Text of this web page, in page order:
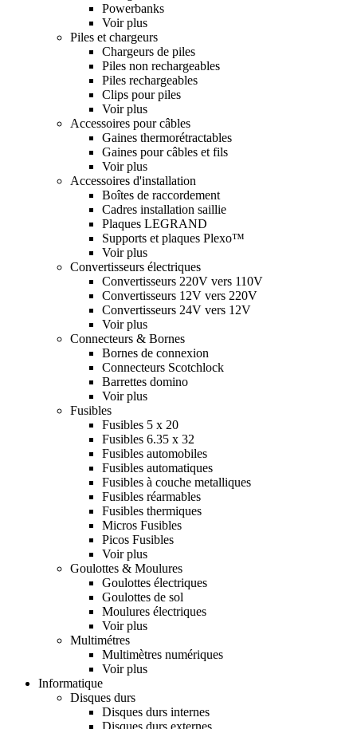
Powerbanks
Voir plus
Piles et chargeurs
Chargeurs de piles
Piles non rechargeables
Piles rechargeables
Clips pour piles
Voir plus
Accessoires pour câbles
Gaines thermorétractables
Gaines pour câbles et fils
Voir plus
Accessoires d'installation
Boîtes de raccordement
Cadres installation saillie
Plaques LEGRAND
Supports et plaques Plexo™
Voir plus
Convertisseurs électriques
Convertisseurs 220V vers 110V
Convertisseurs 12V vers 220V
Convertisseurs 24V vers 12V
Voir plus
Connecteurs & Bornes
Bornes de connexion
Connecteurs Scotchlock
Barrettes domino
Voir plus
Fusibles
Fusibles 5 x 20
Fusibles 6.35 x 32
Fusibles automobiles
Fusibles automatiques
Fusibles à couche metalliques
Fusibles réarmables
Fusibles thermiques
Micros Fusibles
Picos Fusibles
Voir plus
Goulottes & Moulures
Goulottes électriques
Goulottes de sol
Moulures électriques
Voir plus
Multimétres
Multimètres numériques
Voir plus
Informatique
Disques durs
Disques durs internes
Disques durs externes